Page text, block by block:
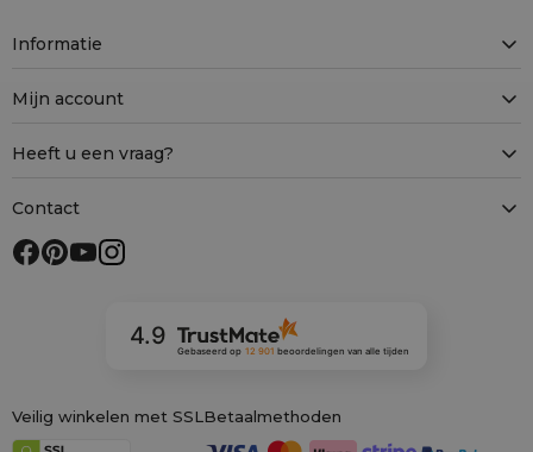
Informatie
Mijn account
Heeft u een vraag?
Contact
4.9
Gebaseerd op 12 901 beoordelingen van alle tijden
Veilig winkelen met SSL Betaalmethoden